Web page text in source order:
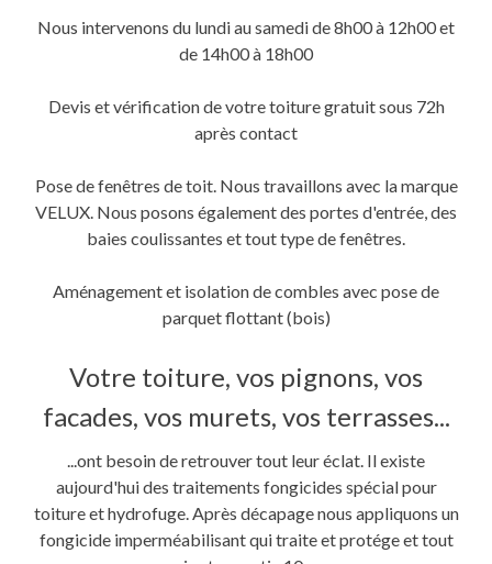
fenêtre)
Nous intervenons du lundi au samedi de 8h00 à 12h00 et
de 14h00 à 18h00
Devis et vérification de votre toiture gratuit sous 72h
après contact
Pose de fenêtres de toit. Nous travaillons avec la marque
VELUX. Nous posons également des portes d'entrée, des
baies coulissantes et tout type de fenêtres.
Aménagement et isolation de combles avec pose de
parquet flottant (bois)
Votre toiture, vos pignons, vos
facades, vos murets, vos terrasses...
...ont besoin de retrouver tout leur éclat. Il existe
aujourd'hui des traitements fongicides spécial pour
toiture et hydrofuge. Après décapage nous appliquons un
fongicide imperméabilisant qui traite et protége et tout